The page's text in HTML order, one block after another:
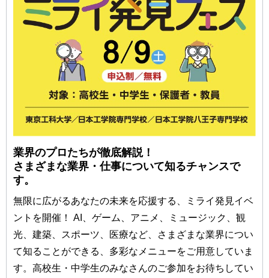
業界のプロたちが徹底解説！
さまざまな業界・仕事について知るチャンスで
す。
無限に広がるあなたの未来を応援する、ミライ発見イベ
ントを開催！ AI、ゲーム、アニメ、ミュージック、観
光、建築、スポーツ、医療など、さまざまな業界につい
て知ることができる、多彩なメニューをご用意していま
す。高校生・中学生のみなさんのご参加をお待ちしてい